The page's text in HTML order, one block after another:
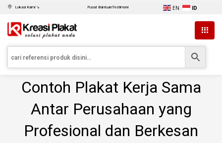
Lokasi Kami ↘ Pusat BantuanTestimoni EN ID
Contoh Plakat Kerja Sama
Antar Perusahaan yang
Profesional dan Berkesan